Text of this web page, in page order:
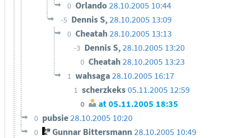
0 Orlando28.10.2005 10:44
-5 Dennis S,28.10.2005 13:09
0 Cheatah28.10.2005 13:13
-3 Dennis S,28.10.2005 13:20
0 Cheatah28.10.2005 13:23
1 wahsaga28.10.2005 16:17
1 scherzkeks05.11.2005 12:59
0 at05.11.2005 18:35
0 pubsie28.10.2005 10:20
0 Gunnar Bittersmann 28.10.2005 10:49